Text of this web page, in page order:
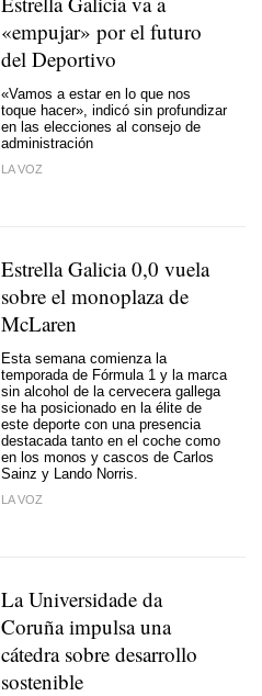
«empujar» por el futuro
del Deportivo
«Vamos a estar en lo que nos
toque hacer», indicó sin profundizar
en las elecciones al consejo de
administración
LA VOZ
Estrella Galicia 0,0 vuela
sobre el monoplaza de
McLaren
Esta semana comienza la
temporada de Fórmula 1 y la marca
sin alcohol de la cervecera gallega
se ha posicionado en la élite de
este deporte con una presencia
destacada tanto en el coche como
en los monos y cascos de Carlos
Sainz y Lando Norris.
LA VOZ
La Universidade da
Coruña impulsa una
cátedra sobre desarrollo
sostenible